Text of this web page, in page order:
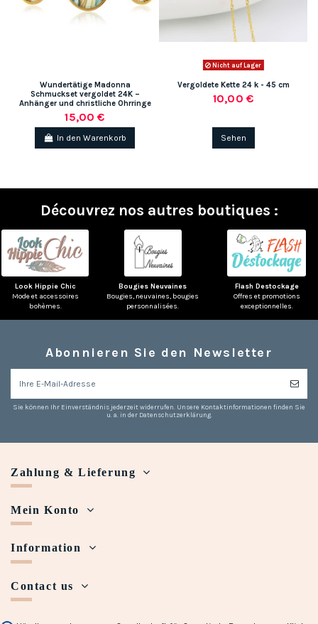
Wundertätige Madonna
Schmuckset vergoldet 24K –
Anhänger und christliche Ohrringe
15,00 €
In den Warenkorb
Nicht auf Lager
Vergoldete Kette 24 k - 45 cm
10,00 €
Sehen
Découvrez nos autres boutiques :
Look Hippie Chic
Mode et accessoires
bohèmes.
Bougies Neuvaines
Bougies, neuvaines, bougies
personnalisées.
Flash Destockage
Offres et promotions
exceptionnelles.
Abonnieren Sie den Newsletter
Sie können Ihr Einverständnis jederzeit widerrufen. Unsere Kontaktinformationen finden Sie
u. a. in der Datenschutzerklärung.
Zahlung & Lieferung
Mein Konto
Information
Contact us